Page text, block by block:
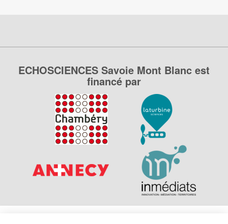
ECHOSCIENCES Savoie Mont Blanc est
financé par